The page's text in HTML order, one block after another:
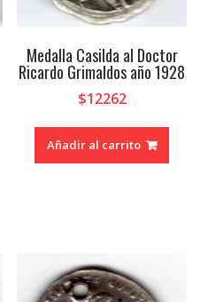
Medalla Casilda al Doctor
Ricardo Grimaldos año 1928
$12262
Añadir al carrito